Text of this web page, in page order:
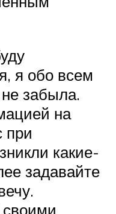
я обо всем
забыла.
на
при
какие-
задавайте